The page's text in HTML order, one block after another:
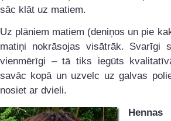
sāc klāt uz matiem.
Uz plāniem matiem (deniņos un pie
matiņi nokrāsojas visātrāk. Svarīgi
vienmērīgi – tā tiks iegūts
savāc kopā un uzvelc uz galvas
nosiet ar dvieli.
Hennas